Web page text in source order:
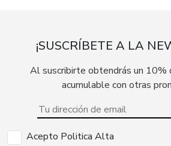
¡SUSCRÍBETE A LA
Al suscribirte obtendrás un 10%
acumulable con otras
Acepto Politica Alta